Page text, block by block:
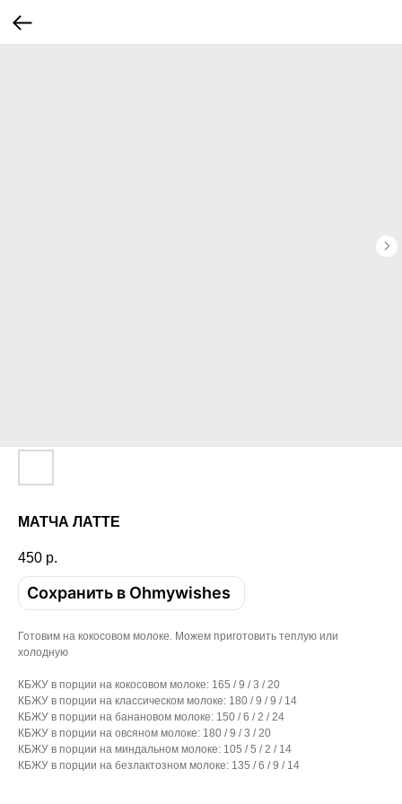
МАТЧА ЛАТТЕ
450 р.
Сохранить в Ohmywishes
Готовим на кокосовом молоке. Можем приготовить теплую или
холодную
КБЖУ в порции на кокосовом молоке: 165 / 9 / 3 / 20
КБЖУ в порции на классическом молоке: 180 / 9 / 9 / 14
КБЖУ в порции на банановом молоке: 150 / 6 / 2 / 24
КБЖУ в порции на овсяном молоке: 180 / 9 / 3 / 20
КБЖУ в порции на миндальном молоке: 105 / 5 / 2 / 14
КБЖУ в порции на безлактозном молоке: 135 / 6 / 9 / 14